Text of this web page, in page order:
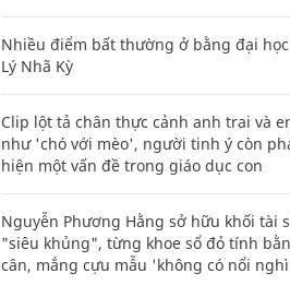
Nhiều điểm bất thường ở bằng đại
Lý Nhã Kỳ
Clip lột tả chân thực cảnh anh trai và
như 'chó với mèo', người tinh ý còn
hiện một vấn đề trong giáo dục con
Nguyễn Phương Hằng sở hữu khối tài
"siêu khủng", từng khoe sổ đỏ tính
cân, mắng cựu mẫu 'không có nổi